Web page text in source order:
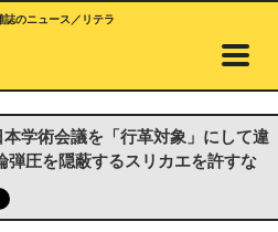
のニュース／リテラ
学術会議を「行革対象」にして違
弾圧を隠蔽するスリカエを許すな